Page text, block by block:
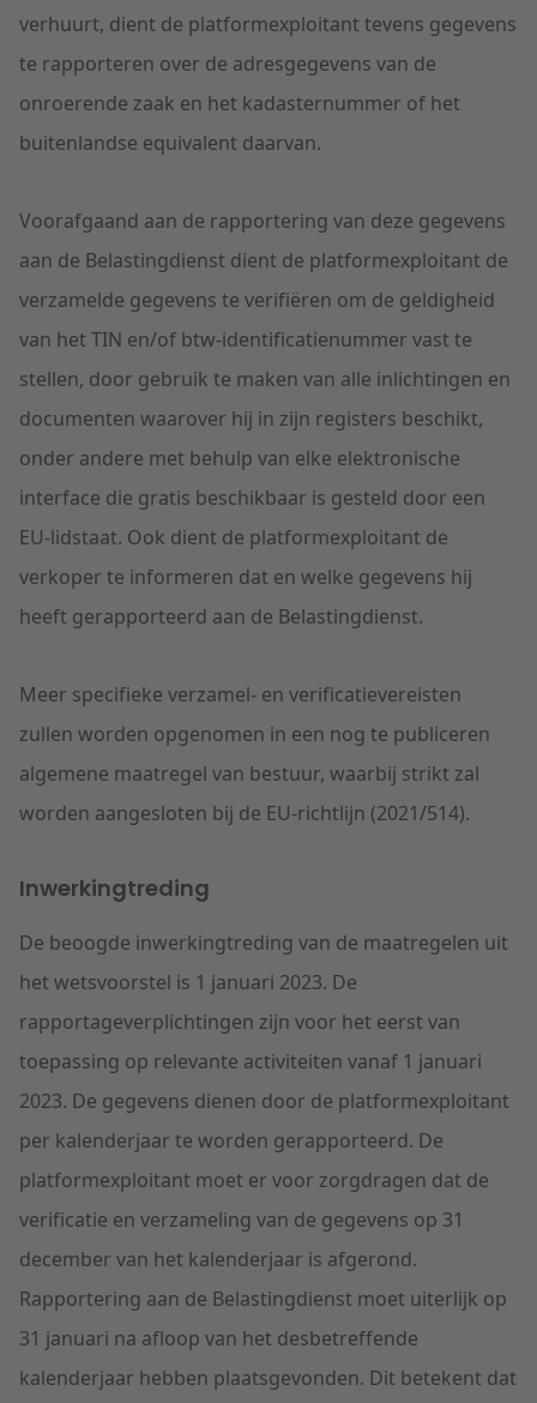
verhuurt, dient de platformexploitant tevens gegevens
te rapporteren over de adresgegevens van de
onroerende zaak en het kadasternummer of het
buitenlandse equivalent daarvan.
Voorafgaand aan de rapportering van deze gegevens
aan de Belastingdienst dient de platformexploitant de
verzamelde gegevens te verifiëren om de geldigheid
van het TIN en/of btw-identificatienummer vast te
stellen, door gebruik te maken van alle inlichtingen en
documenten waarover hij in zijn registers beschikt,
onder andere met behulp van elke elektronische
interface die gratis beschikbaar is gesteld door een
EU-lidstaat. Ook dient de platformexploitant de
verkoper te informeren dat en welke gegevens hij
heeft gerapporteerd aan de Belastingdienst.
Meer specifieke verzamel- en verificatievereisten
zullen worden opgenomen in een nog te publiceren
algemene maatregel van bestuur, waarbij strikt zal
worden aangesloten bij de EU-richtlijn (2021/514).
Inwerkingtreding
De beoogde inwerkingtreding van de maatregelen uit
het wetsvoorstel is 1 januari 2023. De
rapportageverplichtingen zijn voor het eerst van
toepassing op relevante activiteiten vanaf 1 januari
2023. De gegevens dienen door de platformexploitant
per kalenderjaar te worden gerapporteerd. De
platformexploitant moet er voor zorgdragen dat de
verificatie en verzameling van de gegevens op 31
december van het kalenderjaar is afgerond.
Rapportering aan de Belastingdienst moet uiterlijk op
31 januari na afloop van het desbetreffende
kalenderjaar hebben plaatsgevonden. Dit betekent dat